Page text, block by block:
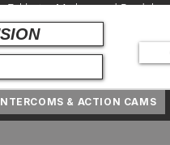
Marken und Produkte
& ACTION CAMS